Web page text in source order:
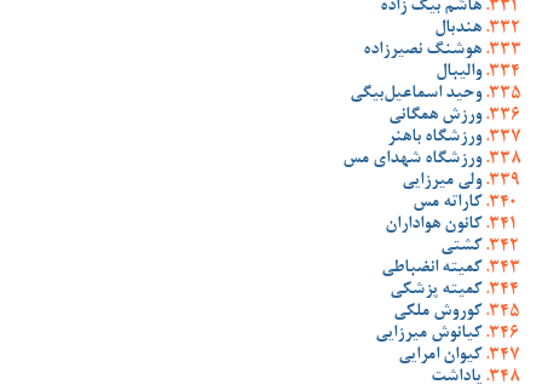
هاشم بیگ زاده
هندبال
هوشنگ نصیرزاده
والیبال
وحید اسماعیل‌بیگی
ورزش همگانی
ورزشگاه باهنر
ورزشگاه شهدای مس
ولی میرزایی
کاراته مس
کانون هواداران
کشتی
کمیته انضباطی
کمیته پزشکی
کوروش ملکی
کیانوش میرزایی
کیوان امرایی
یاداشت